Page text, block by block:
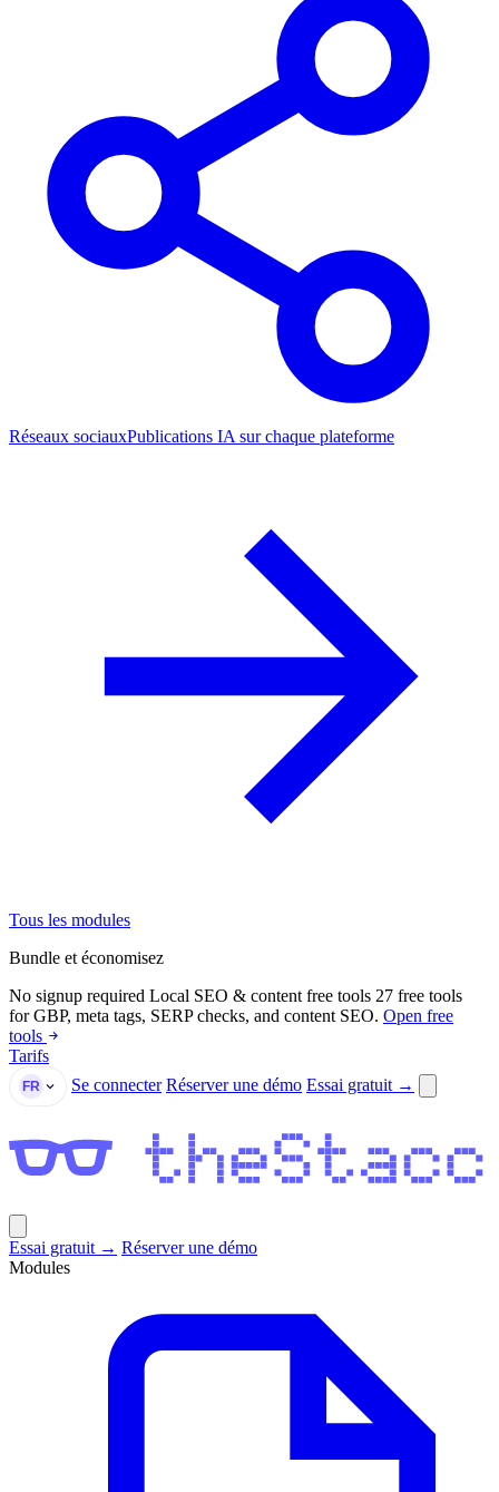
Réseaux sociauxPublications IA sur chaque plateforme
Tous les modules
Bundle et économisez
No signup required Local SEO & content free tools 27 free tools
for GBP, meta tags, SERP checks, and content SEO. Open free
tools
Tarifs
FR Se connecter Réserver une démo Essai gratuit →
Essai gratuit → Réserver une démo
Modules